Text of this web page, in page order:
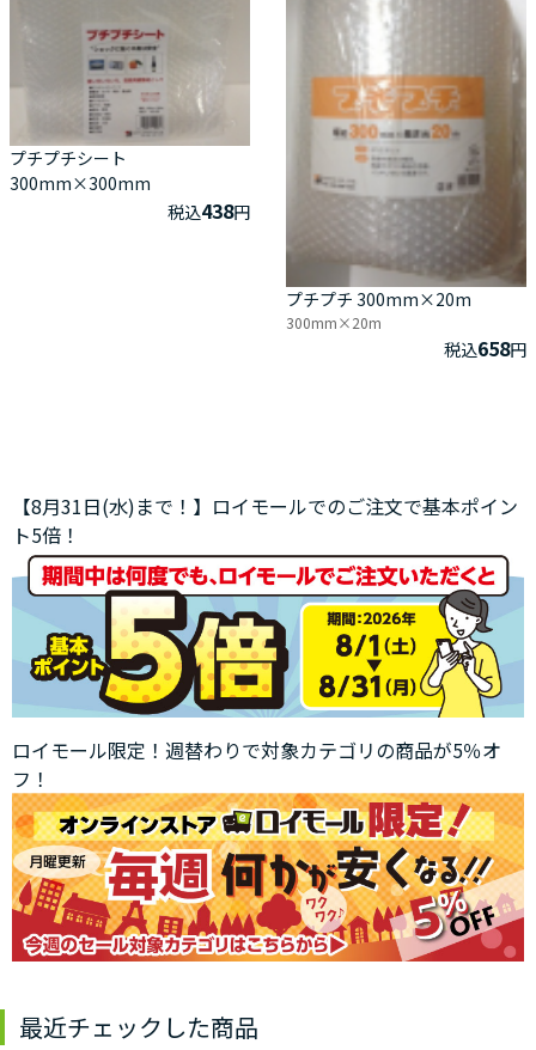
プチプチシート
300mm×300mm
税込438円
プチプチ 300mm×20m
300mm×20m
税込658円
【8月31日(水)まで！】ロイモールでのご注文で基本ポイン
ト5倍！
ロイモール限定！週替わりで対象カテゴリの商品が5％オ
フ！
最近チェックした商品